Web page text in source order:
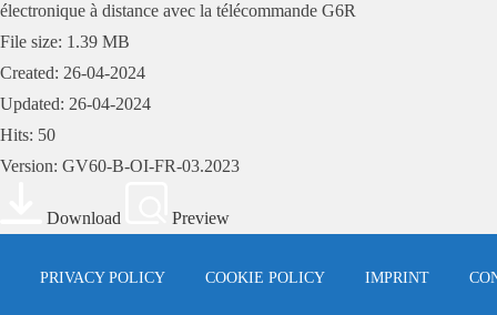
électronique à distance avec la télécommande G6R
File size: 1.39 MB
Created: 26-04-2024
Updated: 26-04-2024
Hits: 50
Version: GV60-B-OI-FR-03.2023
Download Preview
PRIVACY POLICY COOKIE POLICY IMPRINT